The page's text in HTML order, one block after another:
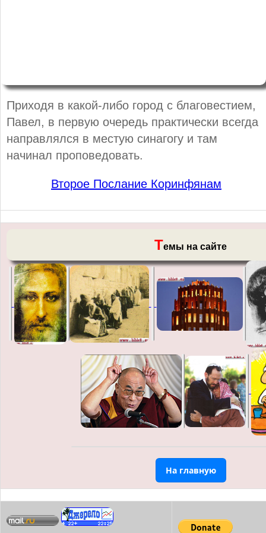
Приходя в какой-либо город с благовестием,
Павел, в первую очередь практически всегда
направлялся в местую синагогу и там
начинал проповедовать.
Второе Послание Коринфянам
Темы на сайте
На главную